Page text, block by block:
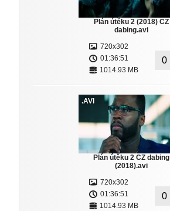
Plán útěku 2 (2018) CZ
dabing.avi
720x302
01:36:51
1014.93 MB
0
.AVI
Plán útěku 2 CZ dabing
(2018).avi
720x302
01:36:51
1014.93 MB
0